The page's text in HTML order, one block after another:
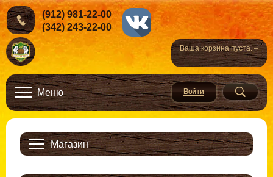
Ваша корзина пуста. –
(912) 981-22-00
(342) 243-22-00
Меню
Магазин